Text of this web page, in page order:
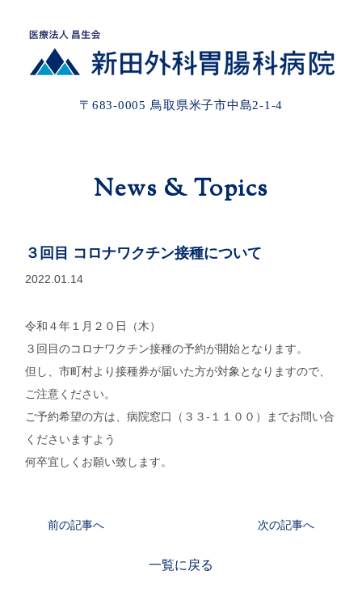
〒683-0005 鳥取県米子市中島2-1-4
News & Topics
３回目 コロナワクチン接種について
2022.01.14
令和４年１月２０日（木）
３回目のコロナワクチン接種の予約が開始となります。
但し、市町村より接種券が届いた方が対象となりますので、
ご注意ください。
ご予約希望の方は、病院窓口（３３-１１００）までお問い合
くださいますよう
何卒宜しくお願い致します。
前の記事へ 次の記事へ
一覧に戻る